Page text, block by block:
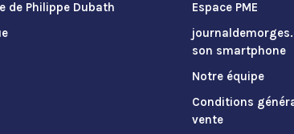
de Philippe Dubath
Espace PME
son smartphone
Notre équipe
Conditions
vente